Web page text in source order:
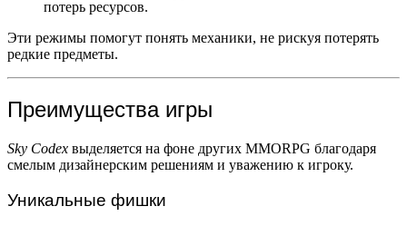
потерь ресурсов.
Эти режимы помогут понять механики, не рискуя потерять
редкие предметы.
Преимущества игры
Sky Codex выделяется на фоне других MMORPG благодаря
смелым дизайнерским решениям и уважению к игроку.
Уникальные фишки